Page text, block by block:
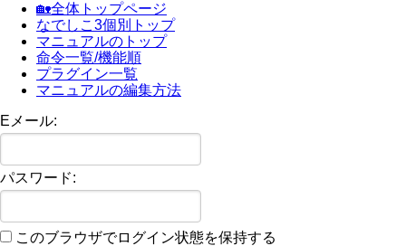
🏡全体トップページ
なでしこ3個別トップ
マニュアルのトップ
命令一覧/機能順
プラグイン一覧
マニュアルの編集方法
Eメール:
パスワード:
このブラウザでログイン状態を保持する